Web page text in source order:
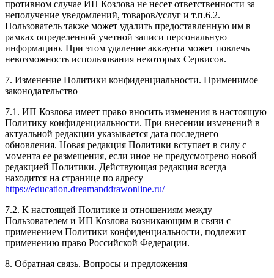
противном случае ИП Козлова не несет ответственности за
неполучение уведомлений, товаров/услуг и т.п.6.2.
Пользователь также может удалить предоставленную им в
рамках определенной учетной записи персональную
информацию. При этом удаление аккаунта может повлечь
невозможность использования некоторых Сервисов.
7. Изменение Политики конфиденциальности. Применимое
законодательство
7.1. ИП Козлова имеет право вносить изменения в настоящую
Политику конфиденциальности. При внесении изменений в
актуальной редакции указывается дата последнего
обновления. Новая редакция Политики вступает в силу с
момента ее размещения, если иное не предусмотрено новой
редакцией Политики. Действующая редакция всегда
находится на странице по адресу
https://education.dreamanddrawonline.ru/
7.2. К настоящей Политике и отношениям между
Пользователем и ИП Козлова возникающим в связи с
применением Политики конфиденциальности, подлежит
применению право Российской Федерации.
8. Обратная связь. Вопросы и предложения